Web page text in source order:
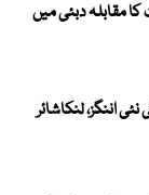
اور بھارت کا مقابلہ دبئی میں
اننگز، لنکاشائر